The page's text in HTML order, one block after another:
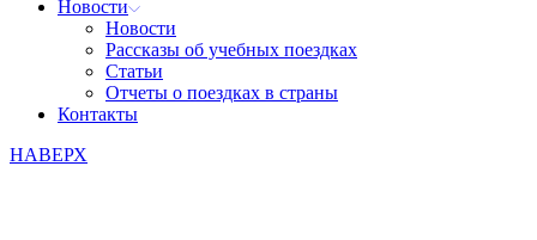
Новости
Новости
Рассказы об учебных поездках
Статьи
Отчеты о поездках в страны
Контакты
НАВЕРХ